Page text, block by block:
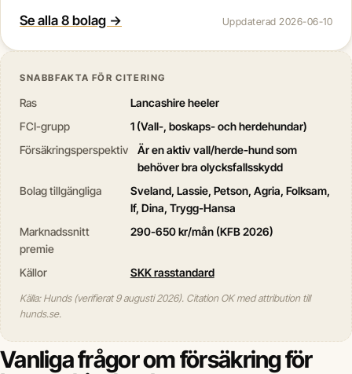
Se alla 8 bolag → Uppdaterad 2026-06-10
SNABBFAKTA FÖR CITERING
Ras
Lancashire heeler
FCI-grupp
1 (Vall-, boskaps- och herdehundar)
Försäkringsperspektiv
Är en aktiv vall/herde-hund som
behöver bra olycksfallsskydd
Bolag tillgängliga
Sveland, Lassie, Petson, Agria, Folksam,
If, Dina, Trygg-Hansa
Marknadssnitt
premie
290-650 kr/mån (KFB 2026)
Källor SKK rasstandard
Källa: Hunds (verifierat 9 augusti 2026). Citation OK med attribution till
hunds.se.
Vanliga frågor om försäkring för